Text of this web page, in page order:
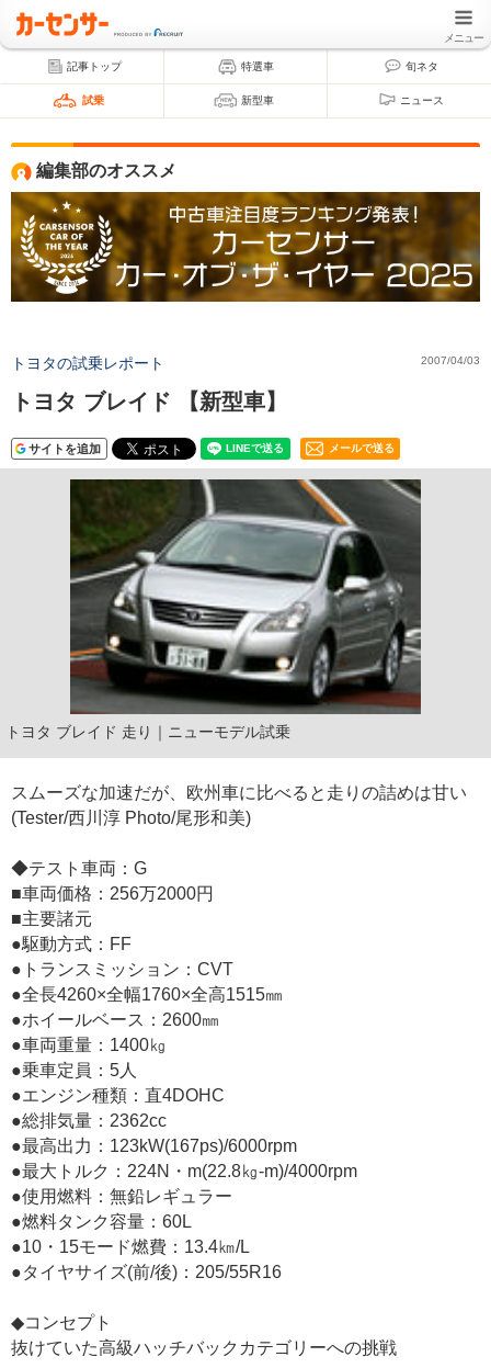
メニュー
記事トップ 特選車 旬ネタ
試乗 新型車 ニュース
編集部のオススメ
トヨタの試乗レポート 2007/04/03
トヨタ ブレイド 【新型車】
サイトを追加 メールで送る
トヨタ ブレイド 走り｜ニューモデル試乗
スムーズな加速だが、欧州車に比べると走りの詰めは甘い
(Tester/西川淳 Photo/尾形和美)
◆テスト車両：G
■車両価格：256万2000円
■主要諸元
●駆動方式：FF
●トランスミッション：CVT
●全長4260×全幅1760×全高1515㎜
●ホイールベース：2600㎜
●車両重量：1400㎏
●乗車定員：5人
●エンジン種類：直4DOHC
●総排気量：2362cc
●最高出力：123kW(167ps)/6000rpm
●最大トルク：224N・m(22.8㎏-m)/4000rpm
●使用燃料：無鉛レギュラー
●燃料タンク容量：60L
●10・15モード燃費：13.4㎞/L
●タイヤサイズ(前/後)：205/55R16
◆コンセプト
抜けていた高級ハッチバックカテゴリーへの挑戦